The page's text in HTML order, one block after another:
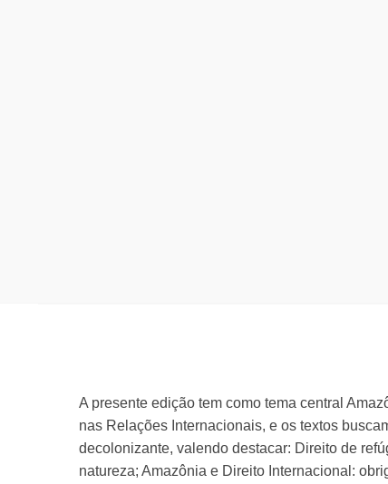
A presente edição tem como tema central
nas Relações Internacionais, e os textos
decolonizante, valendo destacar: Direito de
natureza; Amazônia e Direito Internacional: